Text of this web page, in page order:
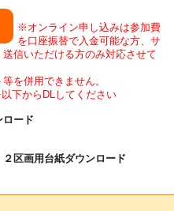
※オンライン申し込みは参加費
を口座振替で入金可能な方、サ
信いただける方のみ対応させて
を併用できません。
下からDLしてください
ロード
区画用台紙ダウンロード